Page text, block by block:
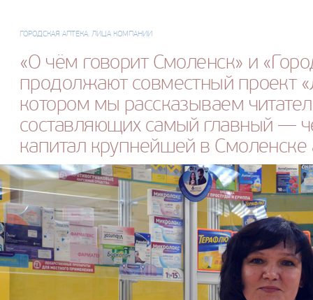
ГОРОДСКАЯ АПТЕКА. ЛИЦА КОМПАНИИ
«О чём говорит Смоленск» и
продолжают совместный проект
котором мы рассказываем
составляющих самый главный —
капитал крупнейшей в Смоленске